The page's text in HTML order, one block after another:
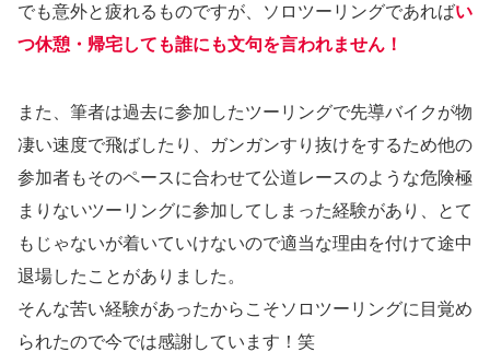
でも意外と疲れるものですが、ソロツーリングであればい
つ休憩・帰宅しても誰にも文句を言われません！
また、筆者は過去に参加したツーリングで先導バイクが物
凄い速度で飛ばしたり、ガンガンすり抜けをするため他の
参加者もそのペースに合わせて公道レースのような危険極
まりないツーリングに参加してしまった経験があり、とて
もじゃないが着いていけないので適当な理由を付けて途中
退場したことがありました。
そんな苦い経験があったからこそソロツーリングに目覚め
られたので今では感謝しています！笑